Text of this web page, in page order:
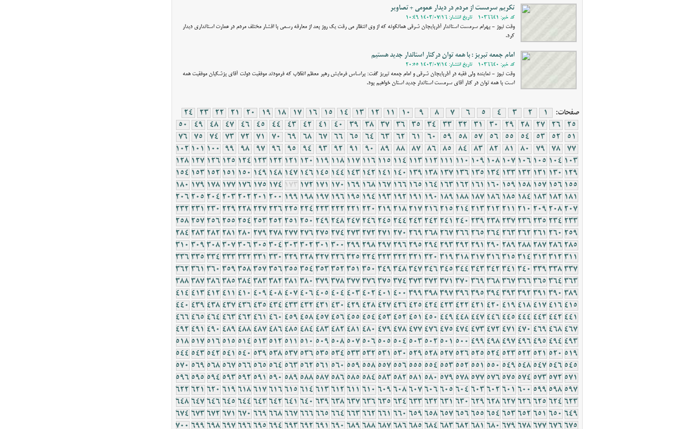
تکریم سرمست از مردم در دیدار عمومی + تصاویر
کد خبر: 1036641 - تاریخ انتشار: 1403/07/16 10:49
وقت نیوز - بهرام سرمست استاندار آذربایجان شرقی همانگونه که از وی انتظار می رقت یک روز بعد از معارقه رسمی با اقشار مختلف مردم در عمارت استانداری دیدار
کرد.
امام جمعه تبریز : با همه توان درکنار استاندار جدید هستیم
کد خبر: 1036640 - تاریخ انتشار: 1403/07/14 20:55
وقت نیوز - نماینده ولی فقیه در آذربایجان شرقی و امام جمعه تبریز گفت: براساس فرمایش رهبر معظم انقلاب که فرمودند موفقیت دولت آقای پزشکیان موفقیت همه
است با همه توان در کنار آقای سرمست استاندار جدید استان خواهیم بود.
صفحات: 1
2
3
4
5
6
7
8
9
10
11
12
13
14
15
16
17
18
19
20
21
22
23
24
25
26
27
28
29
30
31
32
33
34
35
36
37
38
39
40
41
42
43
44
45
46
47
48
49
50
51
52
53
54
55
56
57
58
59
60
61
62
63
64
65
66
67
68
69
70
71
72
73
74
75
76
77
78
79
80
81
82
83
84
85
86
87
88
89
90
91
92
93
94
95
96
97
98
99
100
101
102
103
104
105
106
107
108
109
110
111
112
113
114
115
116
117
118
119
120
121
122
123
124
125
126
127
128
129
130
131
132
133
134
135
136
137
138
139
140
141
142
143
144
145
146
147
148
149
150
151
152
153
154
155
156
157
158
159
160
161
162
163
164
165
166
167
168
169
170
171
172
173
174
175
176
177
178
179
180
181
182
183
184
185
186
187
188
189
190
191
192
193
194
195
196
197
198
199
200
201
202
203
204
205
206
207
208
209
210
211
212
213
214
215
216
217
218
219
220
221
222
223
224
225
226
227
228
229
230
231
232
233
234
235
236
237
238
239
240
241
242
243
244
245
246
247
248
249
250
251
252
253
254
255
256
257
258
259
260
261
262
263
264
265
266
267
268
269
270
271
272
273
274
275
276
277
278
279
280
281
282
283
284
285
286
287
288
289
290
291
292
293
294
295
296
297
298
299
300
301
302
303
304
305
306
307
308
309
310
311
312
313
314
315
316
317
318
319
320
321
322
323
324
325
326
327
328
329
330
331
332
333
334
335
336
337
338
339
340
341
342
343
344
345
346
347
348
349
350
351
352
353
354
355
356
357
358
359
360
361
362
363
364
365
366
367
368
369
370
371
372
373
374
375
376
377
378
379
380
381
382
383
384
385
386
387
388
389
390
391
392
393
394
395
396
397
398
399
400
401
402
403
404
405
406
407
408
409
410
411
412
413
414
415
416
417
418
419
420
421
422
423
424
425
426
427
428
429
430
431
432
433
434
435
436
437
438
439
440
441
442
443
444
445
446
447
448
449
450
451
452
453
454
455
456
457
458
459
460
461
462
463
464
465
466
467
468
469
470
471
472
473
474
475
476
477
478
479
480
481
482
483
484
485
486
487
488
489
490
491
492
493
494
495
496
497
498
499
500
501
502
503
504
505
506
507
508
509
510
511
512
513
514
515
516
517
518
519
520
521
522
523
524
525
526
527
528
529
530
531
532
533
534
535
536
537
538
539
540
541
542
543
544
545
546
547
548
549
550
551
552
553
554
555
556
557
558
559
560
561
562
563
564
565
566
567
568
569
570
571
572
573
574
575
576
577
578
579
580
581
582
583
584
585
586
587
588
589
590
591
592
593
594
595
596
597
598
599
600
601
602
603
604
605
606
607
608
609
610
611
612
613
614
615
616
617
618
619
620
621
622
623
624
625
626
627
628
629
630
631
632
633
634
635
636
637
638
639
640
641
642
643
644
645
646
647
648
649
650
651
652
653
654
655
656
657
658
659
660
661
662
663
664
665
666
667
668
669
670
671
672
673
674
675
676
677
678
679
680
681
682
683
684
685
686
687
688
689
690
691
692
693
694
695
696
697
698
699
700